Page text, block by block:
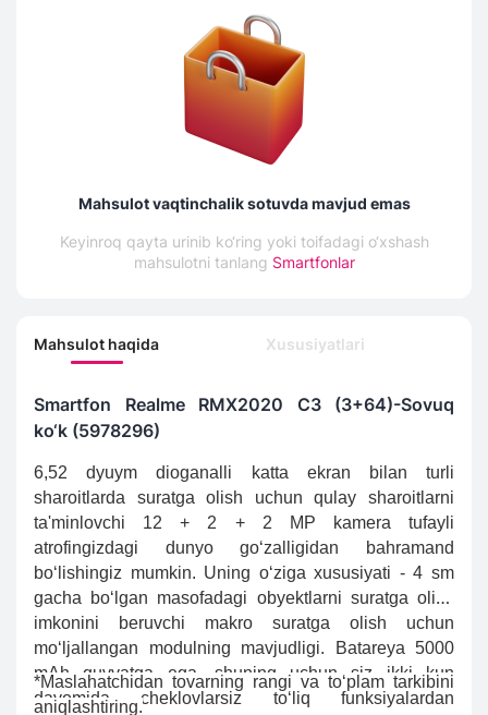
Mahsulot vaqtinchalik sotuvda mavjud emas
Keyinroq qayta urinib ko‘ring yoki toifadagi o‘xshash
mahsulotni tanlang Smartfonlar
Mahsulot haqida Xususiyatlari
Smartfon Realme RMX2020 C3 (3+64)-Sovuq
ko‘k (5978296)
6,52 dyuym dioganalli katta ekran bilan turli
sharoitlarda suratga olish uchun qulay sharoitlarni
ta'minlovchi 12 + 2 + 2 MP kamera tufayli
atrofingizdagi dunyo go‘zalligidan bahramand
bo‘lishingiz mumkin. Uning o‘ziga xususiyati - 4 sm
gacha bo‘lgan masofadagi obyektlarni suratga olish
imkonini beruvchi makro suratga olish uchun
mo‘ljallangan modulning mavjudligi. Batareya 5000
mAh quvvatga ega, shuning uchun siz ikki kun
davomida cheklovlarsiz to‘liq funksiyalardan
*Maslahatchidan tovarning rangi va to‘plam tarkibini
aniqlashtiring.